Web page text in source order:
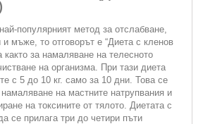
популярният метод за отслабване,
и мъже, то отговорът е “Диета с кленов
както за намаляване на телесното
на организма. При тази диета
с 5 до 10 кг. само за 10 дни. Това се
на мастните натрупвания и
на токсините от тялото. Диетата с
се прилага три до четири пъти